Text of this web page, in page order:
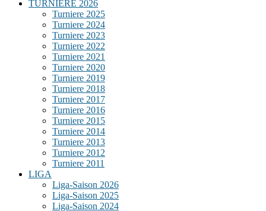
TURNIERE 2026
Turniere 2025
Turniere 2024
Turniere 2023
Turniere 2022
Turniere 2021
Turniere 2020
Turniere 2019
Turniere 2018
Turniere 2017
Turniere 2016
Turniere 2015
Turniere 2014
Turniere 2013
Turniere 2012
Turniere 2011
LIGA
Liga-Saison 2026
Liga-Saison 2025
Liga-Saison 2024